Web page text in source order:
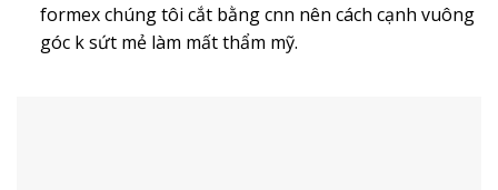
formex chúng tôi cắt bằng cnn nên cách cạnh vuông
góc k sứt mẻ làm mất thẩm mỹ.